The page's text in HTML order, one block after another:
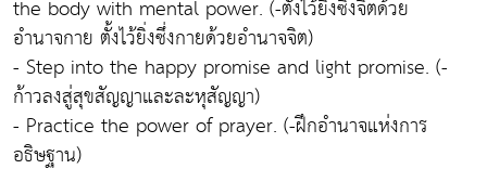
the body with mental power. (-ตั้งไว้ยิ่งซึ่งจิตด้วย
อำนาจกาย ตั้งไว้ยิ่งซึ่งกายด้วยอำนาจจิต)
- Step into the happy promise and light promise. (-
ก้าวลงสู่สุขสัญญาและละหุสัญญา)
- Practice the power of prayer. (-ฝึกอำนาจแห่งการ
อธิษฐาน)